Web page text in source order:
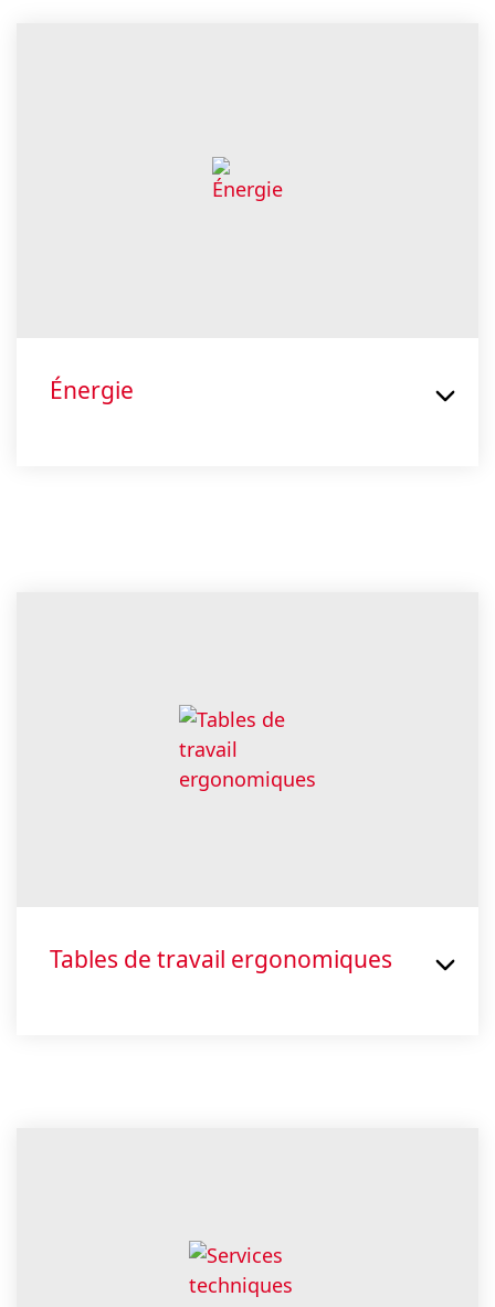
Énergie
Tables de travail ergonomiques